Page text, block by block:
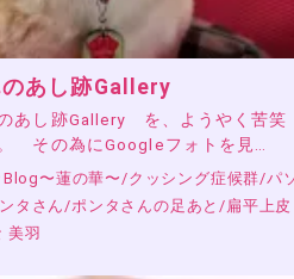
あし跡Gallery
あし跡Gallery を、ようやく苦
その為にGoogleフォトを見…
Blog〜蓮の華〜/クッシング症候群/パ
タさん/ポンタさんの足あと/扁平上皮
美羽